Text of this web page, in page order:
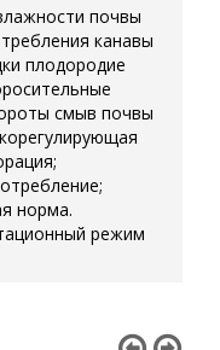
почвы
канавы
плодородие
смыв почвы
норма.
режим